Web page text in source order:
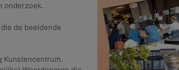
onderzoek.
de beeldende
Kunstencentrum.